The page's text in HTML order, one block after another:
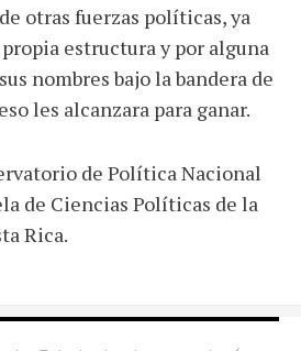
otras fuerzas políticas, ya
estructura y por alguna
nombres bajo la bandera de
les alcanzara para ganar.
de Política Nacional
de Ciencias Políticas de la
Rica.